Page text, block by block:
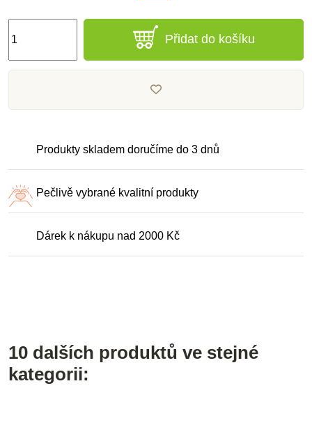
Přidat do košíku
Produkty skladem doručíme do 3 dnů
Pečlivě vybrané kvalitní produkty
Dárek k nákupu nad 2000 Kč
10 dalších produktů ve stejné
kategorii: